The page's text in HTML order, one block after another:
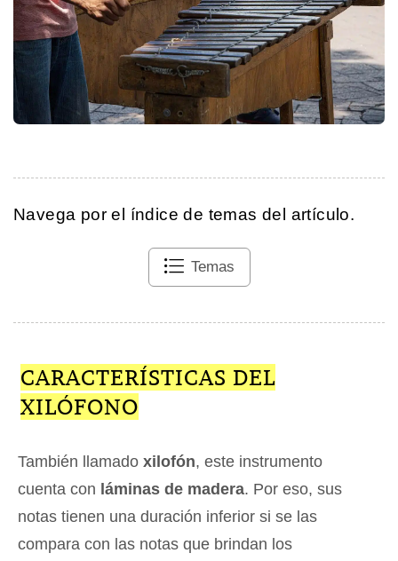
Navega por el índice de temas del artículo.
Temas
CARACTERÍSTICAS DEL
XILÓFONO
También llamado xilofón, este instrumento
cuenta con láminas de madera. Por eso, sus
notas tienen una duración inferior si se las
compara con las notas que brindan los